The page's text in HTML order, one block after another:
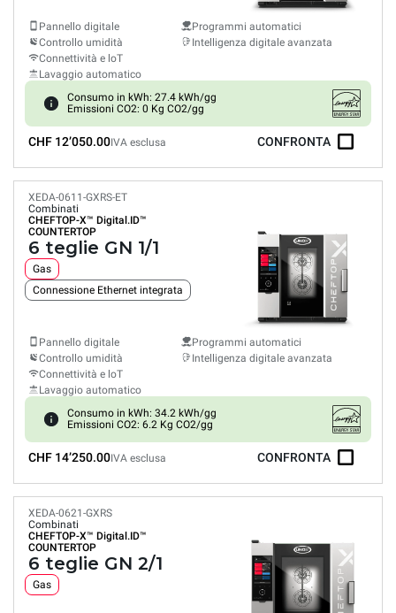
Pannello digitale
Controllo umidità
Connettività e loT
Lavaggio automatico
Programmi automatici
Intelligenza digitale avanzata
Consumo in kWh: 27.4 kWh/gg
Emissioni CO2: 0 Kg CO2/gg
CHF 12’050.00IVA esclusa CONFRONTA
XEDA-0611-GXRS-ET
Combinati
CHEFTOP-X™ Digital.ID™
COUNTERTOP
6 teglie GN 1/1
Gas
Connessione Ethernet integrata
Pannello digitale
Controllo umidità
Connettività e loT
Lavaggio automatico
Programmi automatici
Intelligenza digitale avanzata
Consumo in kWh: 34.2 kWh/gg
Emissioni CO2: 6.2 Kg CO2/gg
CHF 14’250.00IVA esclusa CONFRONTA
XEDA-0621-GXRS
Combinati
CHEFTOP-X™ Digital.ID™
COUNTERTOP
6 teglie GN 2/1
Gas